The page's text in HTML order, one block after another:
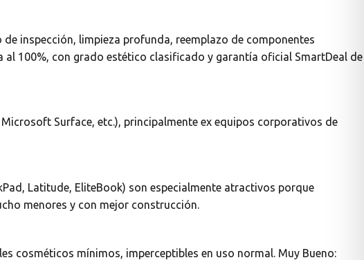
inspección, limpieza profunda, reemplazo de componentes
100%, con grado estético clasificado y garantía oficial SmartDeal de
Surface, etc.), principalmente ex equipos corporativos de
Latitude, EliteBook) son especialmente atractivos porque
menores y con mejor construcción.
cosméticos mínimos, imperceptibles en uso normal. Muy Bueno: